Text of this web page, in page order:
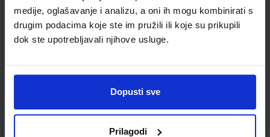
medije, oglašavanje i analizu, a oni ih mogu kombinirati s
drugim podacima koje ste im pružili ili koje su prikupili
dok ste upotrebljavali njihove usluge.
Dopusti sve
Prilagodi
6239;6240
SKU:556301 CIJENA:34,70 €
MATEMATIKA 1; (3 ili 4 sata nastave tjedno), 1. dio, udžbenik
za 1. razred gimnazija i strukovnih škola